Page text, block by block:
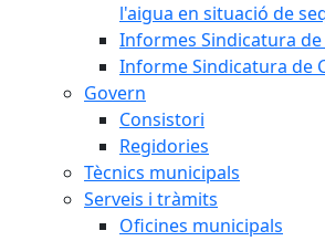
l'aigua en situació de
Informes Sindicatura
Informe Sindicatura de
Govern
Consistori
Regidories
Tècnics municipals
Serveis i tràmits
Oficines municipals